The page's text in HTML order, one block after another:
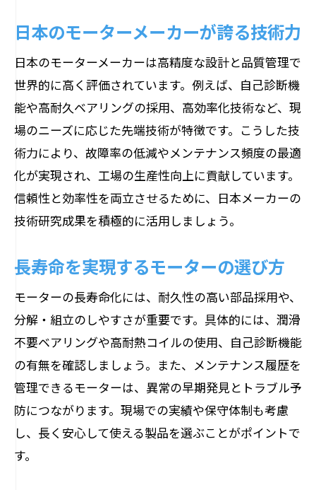
日本のモーターメーカーが誇る技術力
日本のモーターメーカーは高精度な設計と品質管理で
世界的に高く評価されています。例えば、自己診断機
能や高耐久ベアリングの採用、高効率化技術など、現
場のニーズに応じた先端技術が特徴です。こうした技
術力により、故障率の低減やメンテナンス頻度の最適
化が実現され、工場の生産性向上に貢献しています。
信頼性と効率性を両立させるために、日本メーカーの
技術研究成果を積極的に活用しましょう。
長寿命を実現するモーターの選び方
モーターの長寿命化には、耐久性の高い部品採用や、
分解・組立のしやすさが重要です。具体的には、潤滑
不要ベアリングや高耐熱コイルの使用、自己診断機能
の有無を確認しましょう。また、メンテナンス履歴を
管理できるモーターは、異常の早期発見とトラブル予
防につながります。現場での実績や保守体制も考慮
し、長く安心して使える製品を選ぶことがポイントで
す。